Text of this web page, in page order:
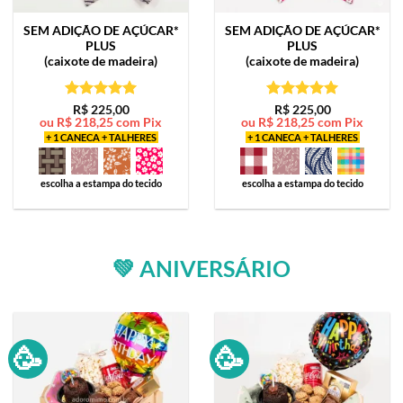
SEM ADIÇÃO DE AÇÚCAR*
PLUS
(caixote de madeira)
Avaliação5
de 5
R$225,00
ou R$ 218,25com Pix
+ 1 CANECA + TALHERES
escolha a estampa do tecido
SEM ADIÇÃO DE AÇÚCAR*
PLUS
(caixote de madeira)
Avaliação5
de 5
R$225,00
ou R$ 218,25com Pix
+ 1 CANECA + TALHERES
escolha a estampa do tecido
💚 ANIVERSÁRIO
🥳 🥳